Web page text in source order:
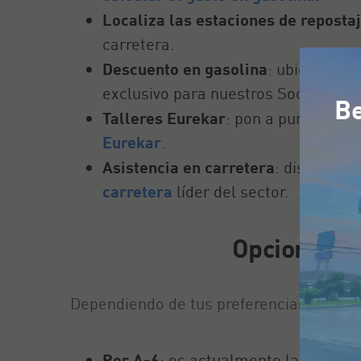
Localiza las estaciones de
carretera.
Descuento en gasolina: ubica las
exclusivo para nuestros Socios.
Talleres Eurekar: pon a punto los
Eurekar.
Asistencia en carretera: disfruta
carretera líder del sector.
Opciones
Dependiendo de tus preferencias de